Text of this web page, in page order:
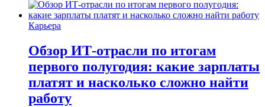
Карьера
Обзор ИТ-отрасли по итогам
первого полугодия: какие зарплаты
платят и насколько сложно найти
работу